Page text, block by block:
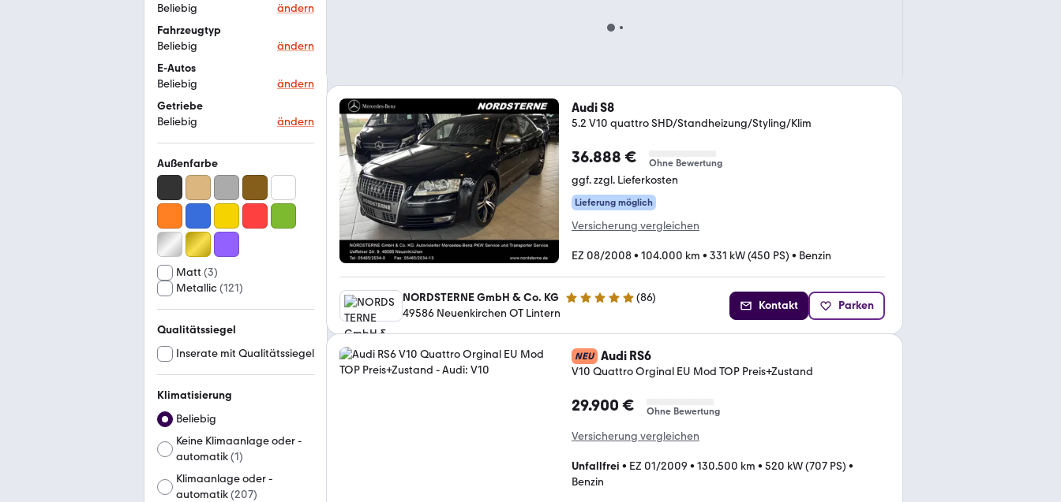
Beliebig
ändern
Fahrzeugtyp
Beliebig
ändern
E-Autos
Beliebig
ändern
Getriebe
Beliebig
ändern
Außenfarbe
Matt (3)
Metallic(121)
Qualitätssiegel
Inserate mit Qualitätssiegel
Klimatisierung
Beliebig
Keine Klimaanlage oder -
automatik(1)
Klimaanlage oder -
automatik(207)
Audi S8
5.2 V10 quattro SHD/Standheizung/Styling/Klim
36.888 € Ohne Bewertung
ggf. zzgl. Lieferkosten
Lieferung möglich
Versicherung vergleichen
EZ 08/2008• 104.000 km • 331 kW (450 PS) • Benzin
NORDSTERNE GmbH & Co. KG 4.8 Sterne (86)
49586 Neuenkirchen OT Lintern
Kontakt Parken
NEU Audi RS6
V10 Quattro Orginal EU Mod TOP Preis+Zustand
29.900 € Ohne Bewertung
Versicherung vergleichen
Unfallfrei • EZ 01/2009 • 130.500 km • 520 kW (707 PS) •
Benzin